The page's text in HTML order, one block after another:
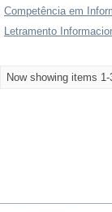
Competência em
Letramento
Now showing items